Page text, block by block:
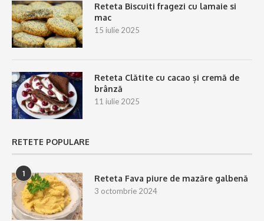
Reteta Biscuiti fragezi cu lamaie si
mac
15 iulie 2025
Reteta Clătite cu cacao și cremă de
brânză
11 iulie 2025
RETETE POPULARE
1
Reteta Fava piure de mazăre galbenă
3 octombrie 2024